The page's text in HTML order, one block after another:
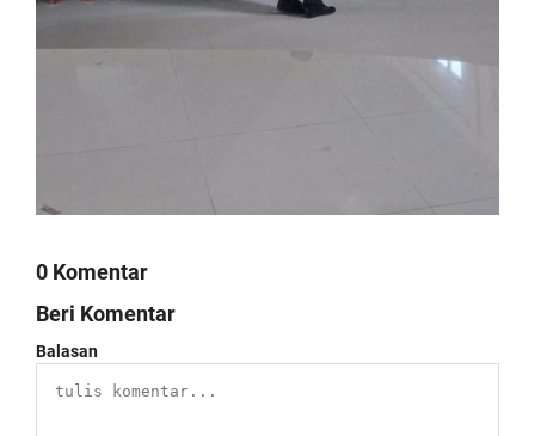
0 Komentar
Beri Komentar
Balasan